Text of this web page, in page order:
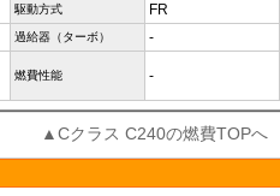
駆動方式 FR
過給器（ターボ） -
燃費性能 -
▲Cクラス C240の燃費TOPへ